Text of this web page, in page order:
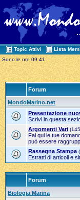
Topic Attivi Lista
Sono le ore 09:41
Forum
MondoMarino.net
Presentazione
Scrivi in questa
Argomenti Vari
Fai qui le tue
può essere
Rassegna Stampa
Estratti di articoli e
Forum
Biologia Marina